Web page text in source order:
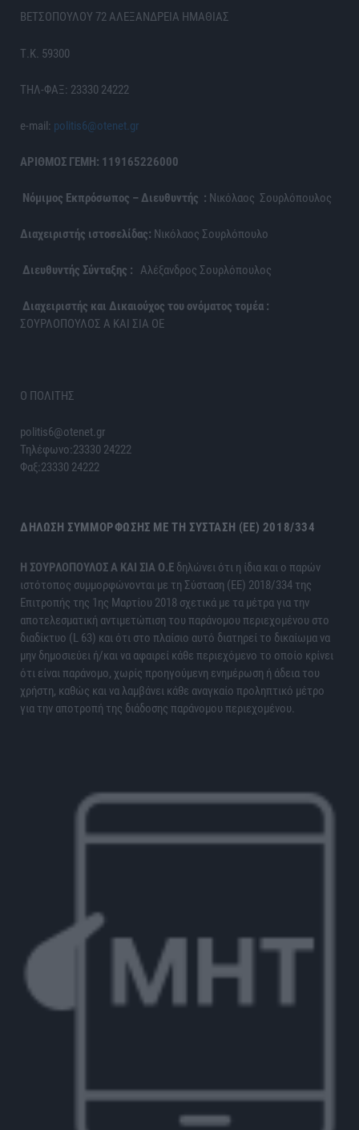
ΒΕΤΣΟΠΟΥΛΟΥ 72 ΑΛΕΞΑΝΔΡΕΙΑ ΗΜΑΘΙΑΣ
Τ.Κ. 59300
ΤΗΛ-ΦΑΞ: 23330 24222
e-mail: politis6@otenet.gr
ΑΡΙΘΜΟΣ ΓΕΜΗ: 119165226000
Νόμιμος Εκπρόσωπος – Διευθυντής : Νικόλαος Σουρλόπουλος
Διαχειριστής ιστοσελίδας: Νικόλαος Σουρλόπουλο
Διευθυντής Σύνταξης : Αλέξανδρος Σουρλόπουλος
Διαχειριστής και Δικαιούχος του ονόματος τομέα :
ΣΟΥΡΛΟΠΟΥΛΟΣ Α ΚΑΙ ΣΙΑ ΟΕ
Ο ΠΟΛΙΤΗΣ
politis6@otenet.gr
Τηλέφωνο:23330 24222
Φαξ:23330 24222
ΔΉΛΩΣΗ ΣΥΜΜΌΡΦΩΣΗΣ ΜΕ ΤΗ ΣΎΣΤΑΣΗ (ΕΕ) 2018/334
H ΣΟΥΡΛΟΠΟΥΛΟΣ Α ΚΑΙ ΣΙΑ Ο.Ε δηλώνει ότι η ίδια και ο παρών
ιστότοπος συμμορφώνονται με τη Σύσταση (ΕΕ) 2018/334 της
Επιτροπής της 1ης Μαρτίου 2018 σχετικά με τα μέτρα για την
αποτελεσματική αντιμετώπιση του παράνομου περιεχομένου στο
διαδίκτυο (L 63) και ότι στο πλαίσιο αυτό διατηρεί το δικαίωμα να
μην δημοσιεύει ή/και να αφαιρεί κάθε περιεχόμενο το οποίο κρίνει
ότι είναι παράνομο, χωρίς προηγούμενη ενημέρωση ή άδεια του
χρήστη, καθώς και να λαμβάνει κάθε αναγκαίο προληπτικό μέτρο
για την αποτροπή της διάδοσης παράνομου περιεχομένου.